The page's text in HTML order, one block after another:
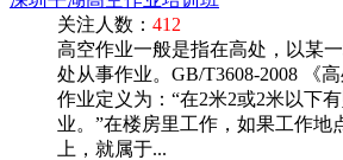
关注人数： 412
高空作业一般是指在高处，以某
处从事作业。GB/T3608-2008 《
作业定义为：“在2米2或2米以下
业。”在楼房里工作，如果工作地
上，就属于...